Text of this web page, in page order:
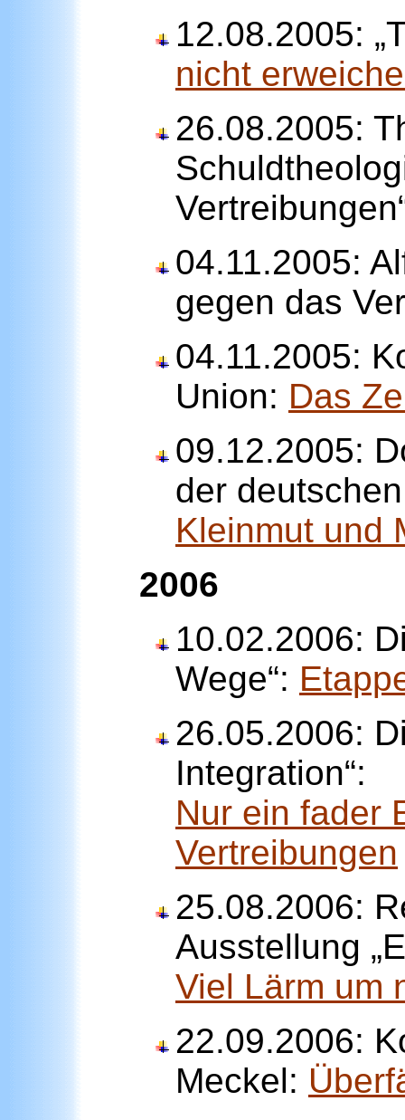
12.08.2005:
nicht
26.08.2005:
04.11.2005:
gegen das
04.11.2005:
Union: Das
09.12.2005:
der
Kleinmut und
2006
10.02.2006:
Wege“:
26.05.2006:
Integration“:
Nur ein fader
Vertreibungen
25.08.2006:
Ausstellung
Viel Lärm um
22.09.2006:
Meckel: